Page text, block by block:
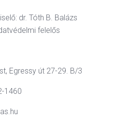
dr. Tóth B. Balázs
felelős
Egressy út 27-29. B/3
1460